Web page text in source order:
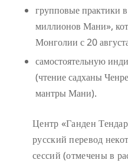
групповые практики
миллионов Мани»,
Монголии с 20
самостоятельную
(чтение садханы
мантры Мани).
Центр «Ганден
русский перевод
сессий (отмечены в